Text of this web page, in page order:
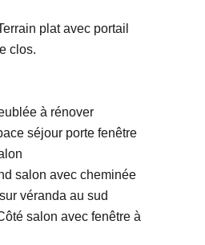
plat avec portail
clos.
à rénover
séjour porte fenêtre
salon avec cheminée
véranda au sud
salon avec fenêtre à